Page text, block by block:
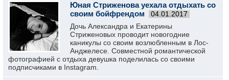
Юная Стриженова уехала отдыхать со
своим бойфрендом
04.01.2017
Дочь Александра и Екатерины
Стриженовых проводит новогодние
каникулы со своим возлюбленным в Лос-
Анджелесе. Совместной романтической
фотографией с отдыха девушка поделилась со своими
подписчиками в Instagram.